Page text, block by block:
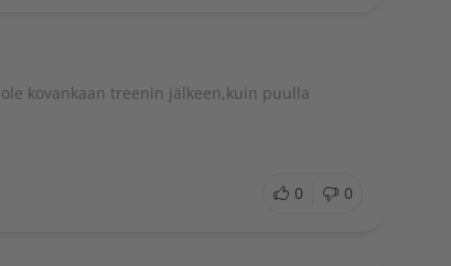
kovankaan treenin jälkeen,kuin puulla
0 0